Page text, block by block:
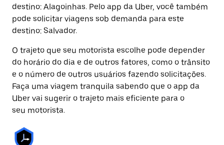
destino: Alagoinhas. Pelo app da Uber, você também
pode solicitar viagens sob demanda para este
destino: Salvador.
O trajeto que seu motorista escolhe pode depender
do horário do dia e de outros fatores, como o trânsito
e o número de outros usuários fazendo solicitações.
Faça uma viagem tranquila sabendo que o app da
Uber vai sugerir o trajeto mais eficiente para o
seu motorista.